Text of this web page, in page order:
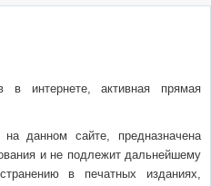
в интернете, активная прямая
данном сайте, предназначена
и не подлежит дальнейшему
в печатных изданиях,